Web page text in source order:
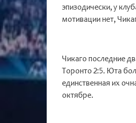
эпизодически, у
мотивации нет,
Чикаго последние
Торонто 2:5. Юта
единственная их
октябре.